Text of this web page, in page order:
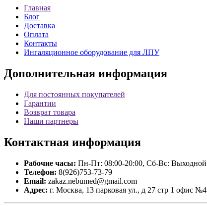
Главная
Блог
Доставка
Оплата
Контакты
Ингаляционное оборудование для ЛПУ
Дополнительная информация
Для постоянных покупателей
Гарантии
Возврат товара
Наши партнеры
Контактная информация
Рабочие часы: Пн-Пт: 08:00-20:00, Сб-Вс: Выходной
Телефон: 8(926)753-73-79
Email: zakaz.nebumed@gmail.com
Адрес: г. Москва, 13 парковая ул., д 27 стр 1 офис №4